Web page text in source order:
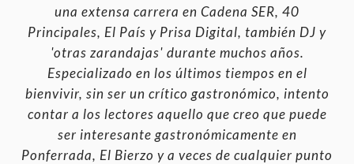
una extensa carrera en Cadena SER, 40
Principales, El País y Prisa Digital, también DJ y
'otras zarandajas' durante muchos años.
Especializado en los últimos tiempos en el
bienvivir, sin ser un crítico gastronómico, intento
contar a los lectores aquello que creo que puede
ser interesante gastronómicamente en
Ponferrada, El Bierzo y a veces de cualquier punto